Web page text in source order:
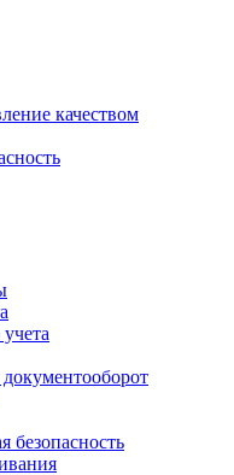
качеством
безопасность